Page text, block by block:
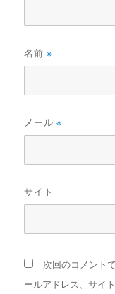
名前※
メール※
サイト
次回のコメント
ールアドレス、サイ